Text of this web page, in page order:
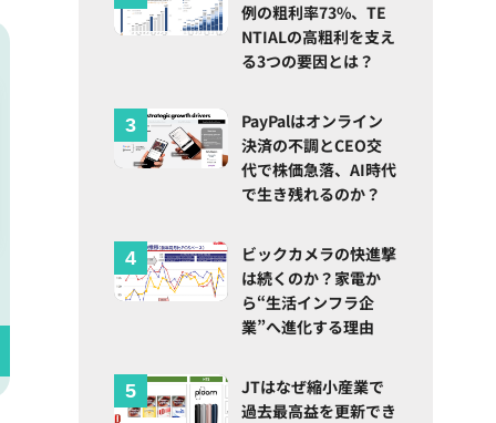
例の粗利率73%、TE
NTIALの高粗利を支え
る3つの要因とは？
PayPalはオンライン
決済の不調とCEO交
代で株価急落、AI時代
で生き残れるのか？
ビックカメラの快進撃
は続くのか？家電か
ら“生活インフラ企
業”へ進化する理由
JTはなぜ縮小産業で
過去最高益を更新でき